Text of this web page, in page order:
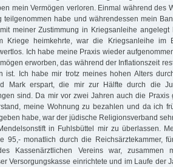
mein Vermögen verloren. Einmal während des
teilgenommen habe und währendessen mein
meiner Zustimmung in Kriegsanleihe
Kriege heimkehrte, war die Kriegsanleihe im
Ich habe meine Praxis wieder
erworben, das während der Inflationszeit
ist. Ich habe mir trotz meines hohen Alters
Mark erspart, die mir zur Hälfte durch die
sind. Da mir vor zwei Jahren auch die Praxis
meine Wohnung zu bezahlen und da ich
habe, war der jüdische Religionsverband
in Fuhlsbüttel mir zu überlassen.
95,- monatlich durch die Reichsärztekammer,
Kassenärztlichen Vereins war, zusammen
Versorgungskasse einrichtete und im Laufe der